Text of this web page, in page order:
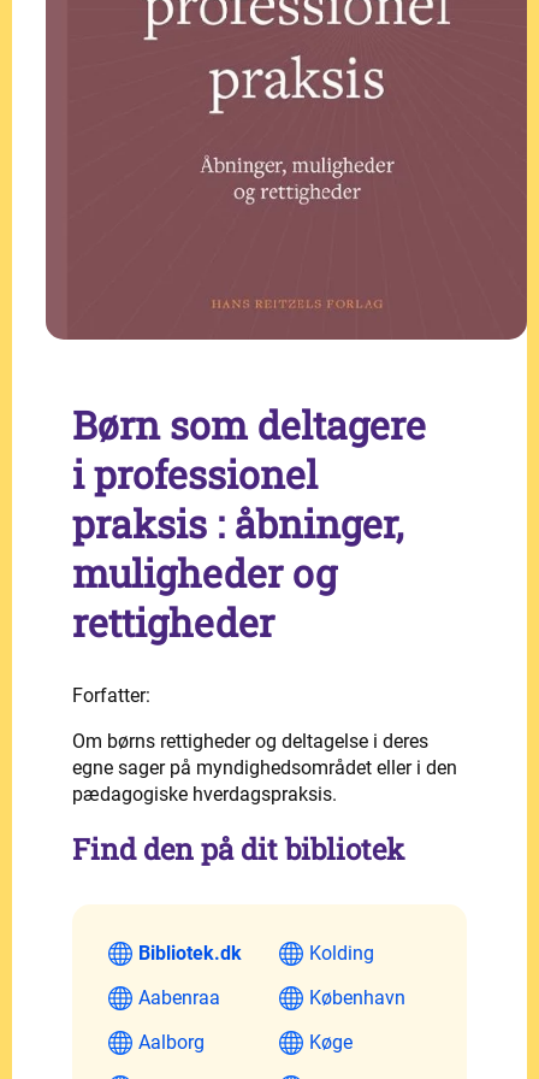
Børn som deltagere
i professionel
praksis : åbninger,
muligheder og
rettigheder
Forfatter:
Om børns rettigheder og deltagelse i deres
egne sager på myndighedsområdet eller i den
pædagogiske hverdagspraksis.
Find den på dit bibliotek
Bibliotek.dk
Aabenraa
Aalborg
Kolding
København
Køge